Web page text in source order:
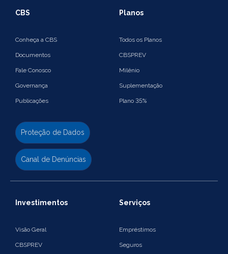
CBS
Conheça a CBS
Documentos
Fale Conosco
Governança
Publicações
Proteção de Dados
Canal de Denúncias
Planos
Todos os Planos
CBSPREV
Milênio
Suplementação
Plano 35%
Investimentos
Visão Geral
CBSPREV
Serviços
Empréstimos
Seguros